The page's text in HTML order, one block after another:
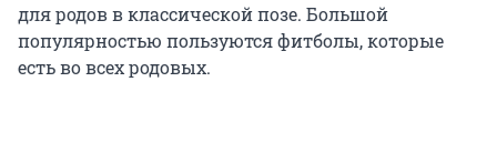
для родов в классической позе. Большой
популярностью пользуются фитболы, которые
есть во всех родовых.